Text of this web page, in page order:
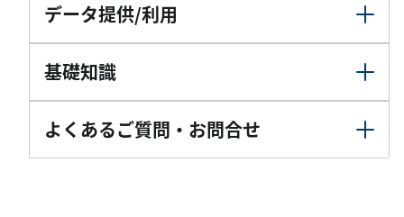
データ提供/利用
基礎知識
よくあるご質問・お問合せ